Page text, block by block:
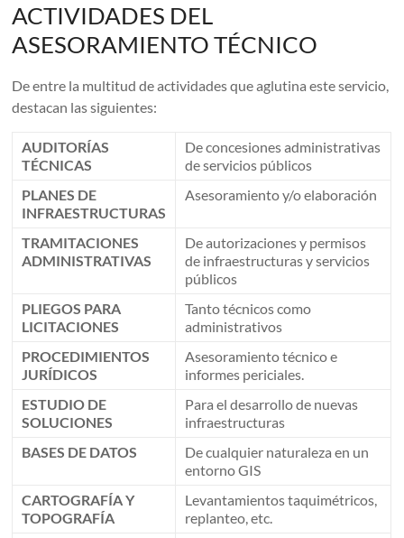
ACTIVIDADES DEL
ASESORAMIENTO TÉCNICO
De entre la multitud de actividades que aglutina este servicio,
destacan las siguientes:
AUDITORÍAS
TÉCNICAS
De concesiones administrativas
de servicios públicos
PLANES DE
INFRAESTRUCTURAS
Asesoramiento y/o elaboración
TRAMITACIONES
ADMINISTRATIVAS
De autorizaciones y permisos
de infraestructuras y servicios
públicos
PLIEGOS PARA
LICITACIONES
Tanto técnicos como
administrativos
PROCEDIMIENTOS
JURÍDICOS
Asesoramiento técnico e
informes periciales.
ESTUDIO DE
SOLUCIONES
Para el desarrollo de nuevas
infraestructuras
BASES DE DATOS
De cualquier naturaleza en un
entorno GIS
CARTOGRAFÍA Y
TOPOGRAFÍA
Levantamientos taquimétricos,
replanteo, etc.